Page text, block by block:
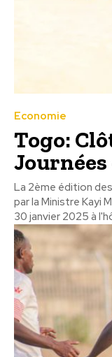
Economie
Togo:
La 2ème édition
par la Ministre Kayi
30 janvier 2025 à